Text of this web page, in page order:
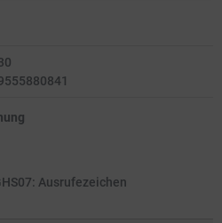
Ausrufezeichen